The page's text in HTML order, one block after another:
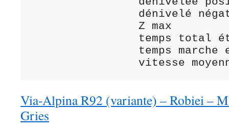
dénivelé négative	1
                Z max			2 635 m
temps total étape	9
temps marche
Via-Alpina R92 (variante) – Robiei –
Gries